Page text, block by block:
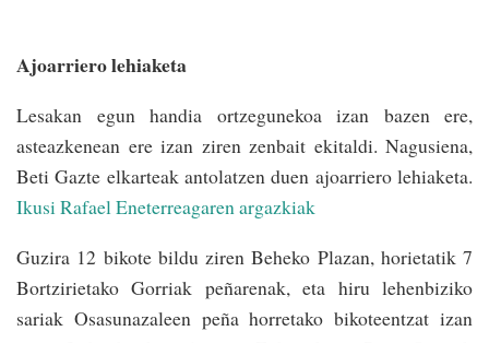
Ajoarriero lehiaketa
Lesakan egun handia ortzegunekoa izan bazen ere,
asteazkenean ere izan ziren zenbait ekitaldi. Nagusiena,
Beti Gazte elkarteak antolatzen duen ajoarriero lehiaketa.
Ikusi Rafael Eneterreagaren argazkiak
Guzira 12 bikote bildu ziren Beheko Plazan, horietatik 7
Bortzirietako Gorriak peñarenak, eta hiru lehenbiziko
sariak Osasunazaleen peña horretako bikoteentzat izan